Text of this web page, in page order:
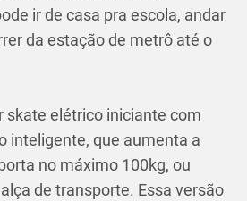
ir de casa pra escola, andar
da estação de metrô até o
skate elétrico iniciante com
inteligente, que aumenta a
no máximo 100kg, ou
de transporte. Essa versão